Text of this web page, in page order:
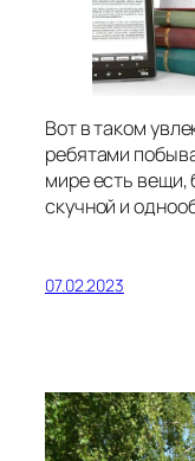
Вот в таком
ребятами
мире есть вещи,
скучной и
07.02.2023